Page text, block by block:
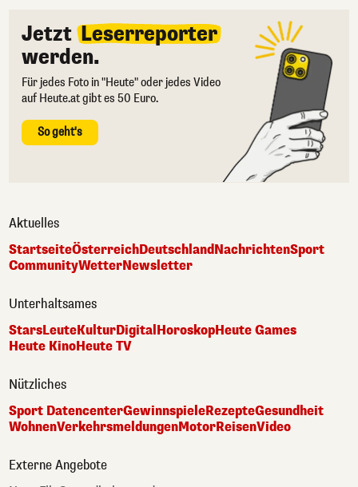
Jetzt Leserreporter
werden.
Für jedes Foto in "Heute" oder jedes Video
auf Heute.at gibt es 50 Euro.
So geht's
Aktuelles
StartseiteÖsterreichDeutschlandNachrichtenSport
CommunityWetterNewsletter
Unterhaltsames
StarsLeuteKulturDigital HoroskopHeute Games
Heute KinoHeute TV
Nützliches
Sport DatencenterGewinnspieleRezepteGesundheit
WohnenVerkehrsmeldungenMotorReisenVideo
Externe Angebote